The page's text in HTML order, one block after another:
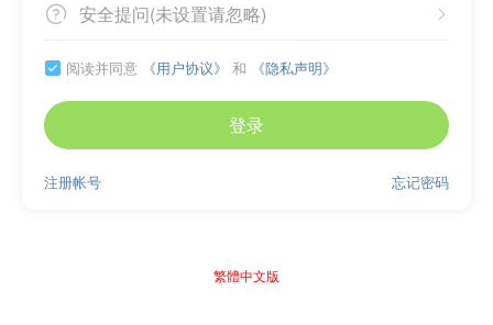
 
安全提问(未设置请忽略)
 阅读并同意 《用户协议》 和 《隐私声明》
登录
忘记密码
注册帐号
繁體中文版